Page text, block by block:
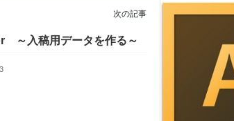
次の記事
～入稿用データを作る～